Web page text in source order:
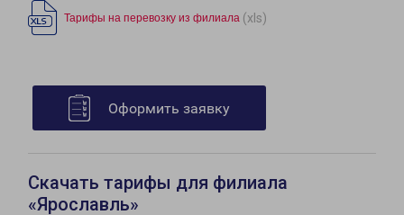
Тарифы на перевозку из филиала (xls)
Оформить заявку
Скачать тарифы для филиала
«Ярославль»